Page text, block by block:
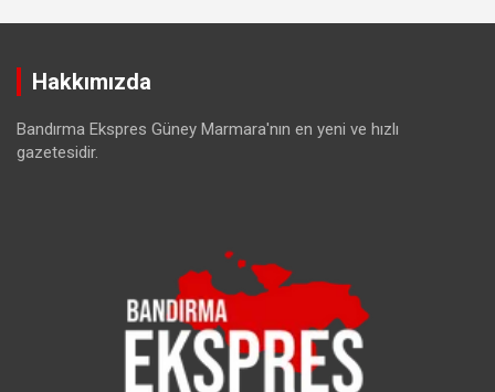
Hakkımızda
Bandırma Ekspres Güney Marmara'nın en yeni ve hızlı
gazetesidir.